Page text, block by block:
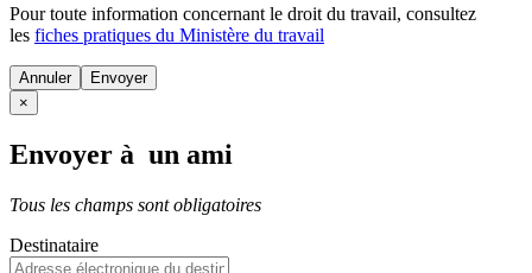
Pour toute information concernant le droit du travail, consultez
les fiches pratiques du Ministère du travail
Annuler
×
Envoyer à un ami
Tous les champs sont obligatoires
Destinataire